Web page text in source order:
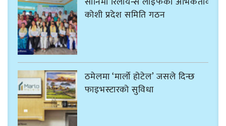
कोशी प्रदेश समिति गठन
ठमेलमा ‘मार्लो होटेल’ जसले दिन्छ
फाइभस्टारको सुविधा